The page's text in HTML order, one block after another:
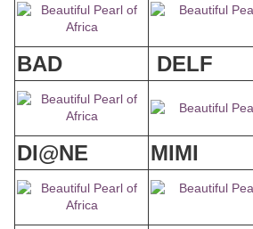
BAD DELF
DI@NE MIMI